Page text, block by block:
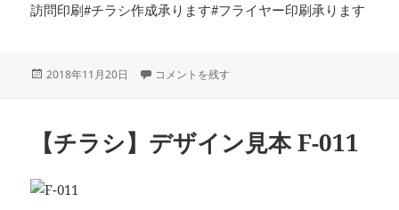
訪問印刷#チラシ作成承ります#フライヤー印刷承ります
投
2018年11月20日 【チラシ】デザイン見本 F-012 に
コメントを残す
【チラシ】デザイン見本 F-011